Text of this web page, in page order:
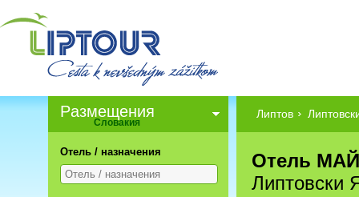
Липтов
Отель
Липтовски
Pазмещения
Словакия
Отель / назначения